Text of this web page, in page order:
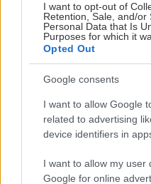
I want to opt-out of
Retention, Sale, and/or
Personal Data that Is
Purposes for which it
Opted Out
Google consents
I want to allow Google
related to advertising
device identifiers in
I want to allow my user
Google for online
Το Εδιμβούργο των
Ο μουντός ουρανός της
αύρα του Εδιμβούργου
για να «ανθίσουν»
αποτελούν μέγα…
παρέχονται
του μυστηρίου. Στο